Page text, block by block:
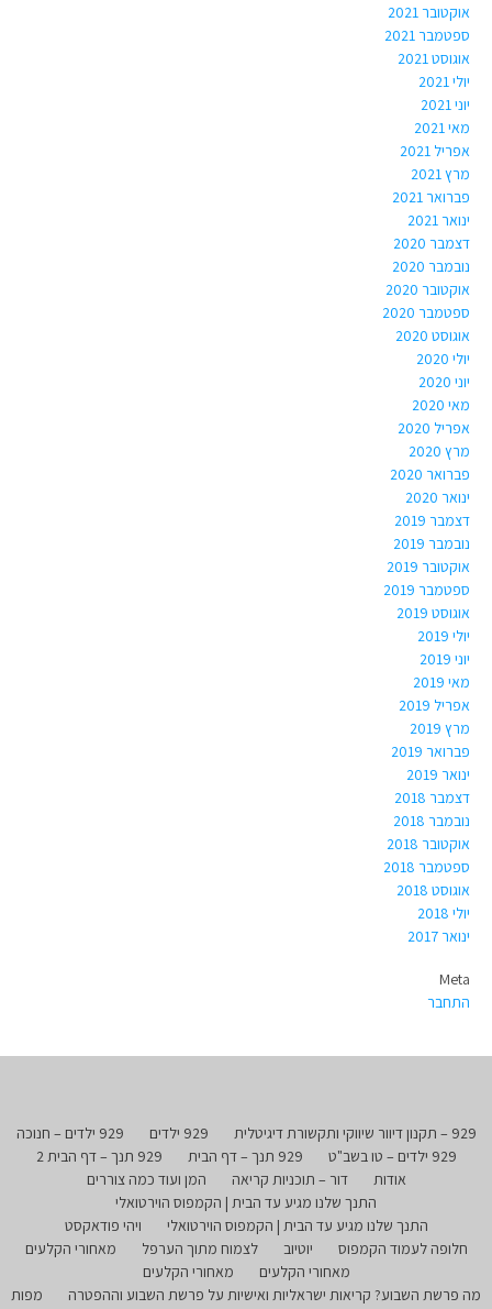
אוקטובר 2021
ספטמבר 2021
אוגוסט 2021
יולי 2021
יוני 2021
מאי 2021
אפריל 2021
מרץ 2021
פברואר 2021
ינואר 2021
דצמבר 2020
נובמבר 2020
אוקטובר 2020
ספטמבר 2020
אוגוסט 2020
יולי 2020
יוני 2020
מאי 2020
אפריל 2020
מרץ 2020
פברואר 2020
ינואר 2020
דצמבר 2019
נובמבר 2019
אוקטובר 2019
ספטמבר 2019
אוגוסט 2019
יולי 2019
יוני 2019
מאי 2019
אפריל 2019
מרץ 2019
פברואר 2019
ינואר 2019
דצמבר 2018
נובמבר 2018
אוקטובר 2018
ספטמבר 2018
אוגוסט 2018
יולי 2018
ינואר 2017
Meta
התחבר
929 – תקנון דיוור שיווקי ותקשורת דיגיטלית 929 ילדים
929 ילדים – חנוכה
929 ילדים – טו בשב"ט
929 תנך – דף הבית
929 תנך – דף הבית 2
אודות
דור – תוכניות קריאה
המן ועוד כמה צוררים
התנך שלנו מגיע עד הבית | הקמפוס הוירטואלי
התנך שלנו מגיע עד הבית | הקמפוס הוירטואלי
ויהי פודאקסט
חלופה לעמוד הקמפוס
יוטיוב לצמוח מתוך הערפל
מאחורי הקלעים
מאחורי הקלעים
מאחורי הקלעים
מה פרשת השבוע? קריאות ישראליות ואישיות על פרשת השבוע וההפטרה
מפות